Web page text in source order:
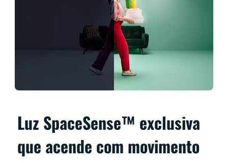
Luz SpaceSense™ exclusiva
que acende com movimento